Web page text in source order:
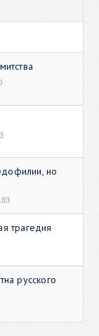
но
трагедия
русского